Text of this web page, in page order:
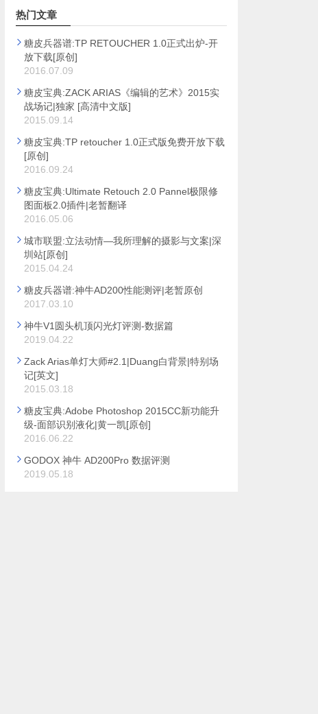
热门文章
糖皮兵器谱:TP RETOUCHER 1.0正式出炉-开
放下载[原创]
2016.07.09
糖皮宝典:ZACK ARIAS《编辑的艺术》2015实
战场记|独家 [高清中文版]
2015.09.14
糖皮宝典:TP retoucher 1.0正式版免费开放下载
[原创]
2016.09.24
糖皮宝典:Ultimate Retouch 2.0 Pannel极限修
图面板2.0插件|老暂翻译
2016.05.06
城市联盟:立法动情—我所理解的摄影与文案|深
圳站[原创]
2015.04.24
糖皮兵器谱:神牛AD200性能测评|老暂原创
2017.03.10
神牛V1圆头机顶闪光灯评测-数据篇
2019.04.22
Zack Arias单灯大师#2.1|Duang白背景|特别场
记[英文]
2015.03.18
糖皮宝典:Adobe Photoshop 2015CC新功能升
级-面部识别液化|黄一凯[原创]
2016.06.22
GODOX 神牛 AD200Pro 数据评测
2019.05.18